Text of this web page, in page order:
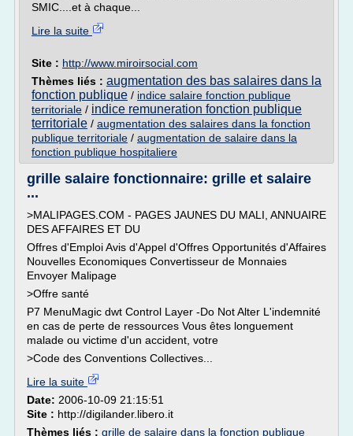
SMIC....et à chaque...
Lire la suite
Site : http://www.miroirsocial.com
Thèmes liés : augmentation des bas salaires dans la
fonction publique / indice salaire fonction publique
territoriale / indice remuneration fonction publique
territoriale / augmentation des salaires dans la fonction
publique territoriale / augmentation de salaire dans la
fonction publique hospitaliere
grille salaire fonctionnaire: grille et salaire
...
>MALIPAGES.COM - PAGES JAUNES DU MALI, ANNUAIRE
DES AFFAIRES ET DU
Offres d'Emploi Avis d'Appel d'Offres Opportunités d'Affaires
Nouvelles Economiques Convertisseur de Monnaies
Envoyer Malipage
>Offre santé
P7 MenuMagic dwt Control Layer -Do Not Alter L'indemnité
en cas de perte de ressources Vous êtes longuement
malade ou victime d'un accident, votre
>Code des Conventions Collectives...
Lire la suite
Date: 2006-10-09 21:15:51
Site : http://digilander.libero.it
Thèmes liés : grille de salaire dans la fonction publique